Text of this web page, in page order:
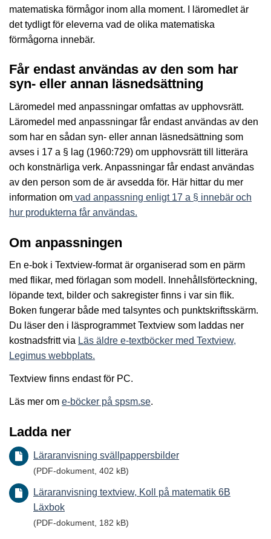
matematiska förmågor inom alla moment. I läromedlet är
det tydligt för eleverna vad de olika matematiska
förmågorna innebär.
Får endast användas av den som har
syn- eller annan läsnedsättning
Läromedel med anpassningar omfattas av upphovsrätt.
Läromedel med anpassningar får endast användas av den
som har en sådan syn- eller annan läsnedsättning som
avses i 17 a § lag (1960:729) om upphovsrätt till litterära
och konstnärliga verk. Anpassningar får endast användas
av den person som de är avsedda för. Här hittar du mer
information om vad anpassning enligt 17 a § innebär och
hur produkterna får användas.
Om anpassningen
En e-bok i Textview-format är organiserad som en pärm
med flikar, med förlagan som modell. Innehållsförteckning,
löpande text, bilder och sakregister finns i var sin flik.
Boken fungerar både med talsyntes och punktskriftsskärm.
Du läser den i läsprogrammet Textview som laddas ner
kostnadsfritt via Läs äldre e-textböcker med Textview,
Legimus webbplats.
Textview finns endast för PC.
Läs mer om e-böcker på spsm.se.
Ladda ner
Läraranvisning svällpappersbilder
(PDF-dokument, 402 kB)
Läraranvisning textview, Koll på matematik 6B
Läxbok
(PDF-dokument, 182 kB)